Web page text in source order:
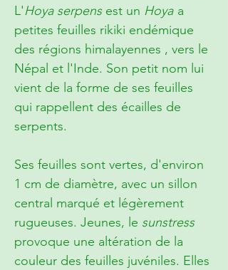
L'Hoya serpens est un Hoya a
petites feuilles rikiki endémique
des régions himalayennes , vers le
Népal et l'Inde. Son petit nom lui
vient de la forme de ses feuilles
qui rappellent des écailles de
serpents.
Ses feuilles sont vertes, d'environ
1 cm de diamètre, avec un sillon
central marqué et légèrement
rugueuses. Jeunes, le sunstress
provoque une altération de la
couleur des feuilles juvéniles. Elles